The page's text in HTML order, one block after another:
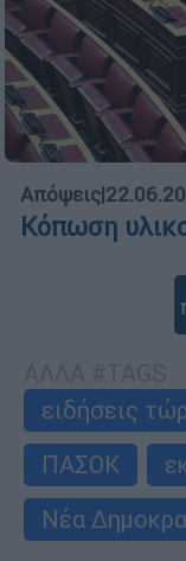
Απόψεις|
Κόπωση
ειδήσεις
ΠΑΣΟΚ
Νέα